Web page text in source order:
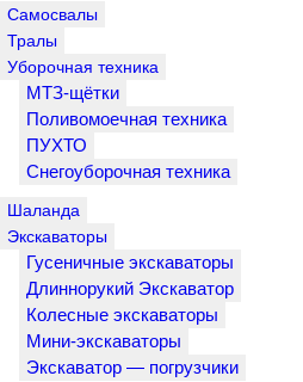
Самосвалы
Тралы
Уборочная техника
МТЗ-щётки
Поливомоечная техника
ПУХТО
Снегоуборочная техника
Шаланда
Экскаваторы
Гусеничные экскаваторы
Длиннорукий Экскаватор
Колесные экскаваторы
Мини-экскаваторы
Экскаватор — погрузчики